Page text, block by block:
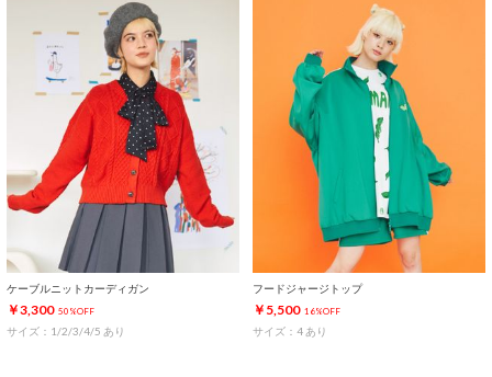
ケーブルニットカーディガン
￥3,300 50%OFF
サイズ：1/2/3/4/5 あり
フードジャージトップ
￥5,500 16%OFF
サイズ：4 あり